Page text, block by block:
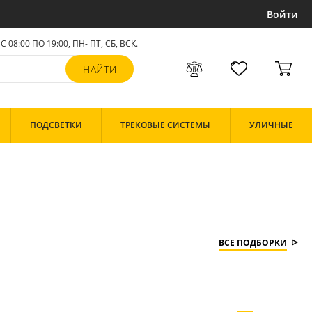
Войти
С 08:00 ПО 19:00, ПН- ПТ,СБ, ВСК.
ПОДСВЕТКИ ТРЕКОВЫЕ СИСТЕМЫ УЛИЧНЫЕ
ВСЕ ПОДБОРКИ